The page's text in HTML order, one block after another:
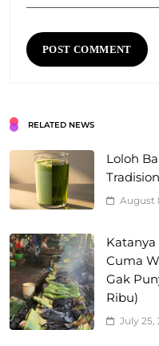
RELATED NEWS
Loloh
August
Katanya
Cuma
Gak
Ribu)
July 25,